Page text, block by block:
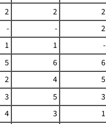
2 2 2
- - 2
1 1 -
5 6 6
2 4 5
3 5 3
4 3 1